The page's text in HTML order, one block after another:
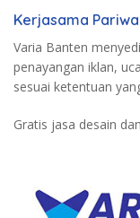
Kerjasama
Varia Banten
penayangan iklan,
sesuai ketentuan
Gratis jasa desain